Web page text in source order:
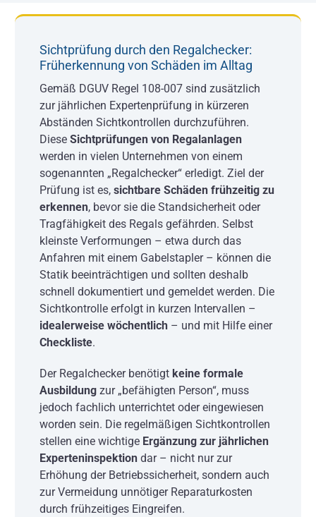
Sichtprüfung durch den Regalchecker:
Früherkennung von Schäden im Alltag
Gemäß DGUV Regel 108-007 sind zusätzlich
zur jährlichen Expertenprüfung in kürzeren
Abständen Sichtkontrollen durchzuführen.
Diese Sichtprüfungen von Regalanlagen
werden in vielen Unternehmen von einem
sogenannten „Regalchecker“ erledigt. Ziel der
Prüfung ist es, sichtbare Schäden frühzeitig zu
erkennen, bevor sie die Standsicherheit oder
Tragfähigkeit des Regals gefährden. Selbst
kleinste Verformungen – etwa durch das
Anfahren mit einem Gabelstapler – können die
Statik beeinträchtigen und sollten deshalb
schnell dokumentiert und gemeldet werden. Die
Sichtkontrolle erfolgt in kurzen Intervallen –
idealerweise wöchentlich– und mit Hilfe einer
Checkliste.
Der Regalchecker benötigt keine formale
Ausbildungzur „befähigten Person“, muss
jedoch fachlich unterrichtet oder eingewiesen
worden sein. Die regelmäßigen Sichtkontrollen
stellen eine wichtige Ergänzung zur jährlichen
Experteninspektiondar – nicht nur zur
Erhöhung der Betriebssicherheit, sondern auch
zur Vermeidung unnötiger Reparaturkosten
durch frühzeitiges Eingreifen.